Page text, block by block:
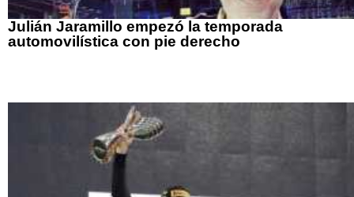
Julián Jaramillo empezó la temporada
automovilística con pie derecho